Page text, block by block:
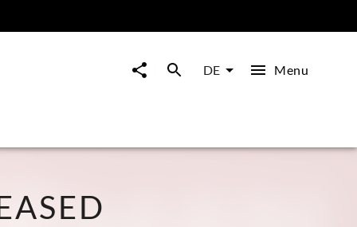
DE Menu